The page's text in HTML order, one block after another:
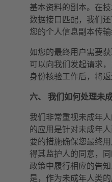
基本资料的副本。在
数据接口匹配，我们
您的个人信息副本传输
如您的最终用户需要
可以向我们发起请求
身份核验工作后，将返
六、 我们如何处理未
我们非常重视未成年
的应用是针对未成年
要的措施确保您最终
得其监护人的同意，
政策中履行相应的告
是，作为未成年人类